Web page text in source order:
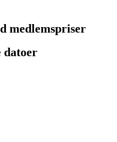
medlemspriser
datoer